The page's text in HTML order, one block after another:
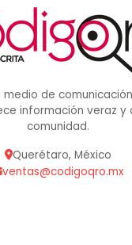
medio de
información veraz y
comunidad.
Querétaro, México
ventas@codigoqro.mx